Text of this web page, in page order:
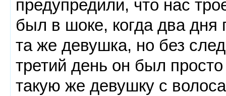
предупредили, что нас
был в шоке, когда два дня
та же девушка, но без
третий день он был
такую же девушку с